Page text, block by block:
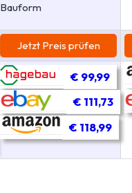
Bauform
Jetzt Preis prüfen
€ 99,99
€ 111,73
€ 118,99